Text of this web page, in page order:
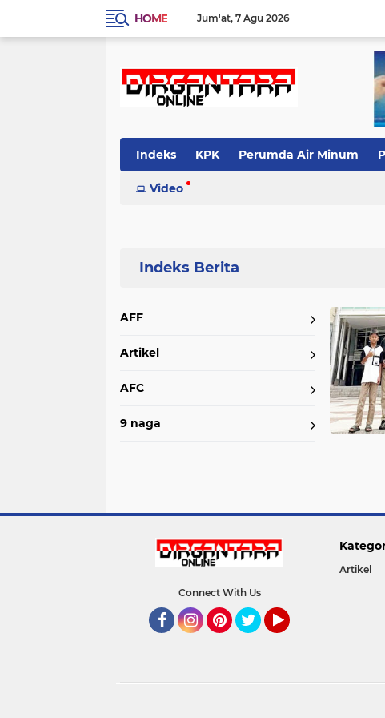
HOME Jum'at 7 Agu 2026
Indeks KPK Perumda Air Minum
Video
AFF
Artikel
AFC
9 naga
Connect With Us
Artikel